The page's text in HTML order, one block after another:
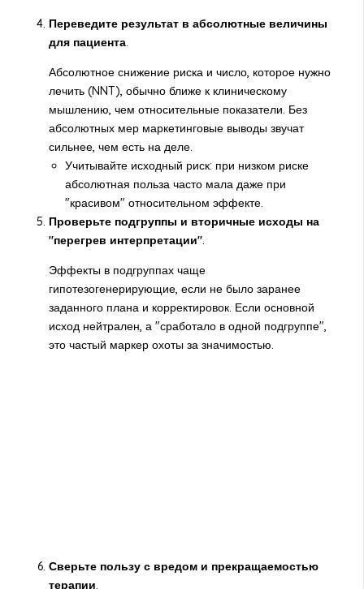
Переведите результат в абсолютные величины
для пациента.
Абсолютное снижение риска и число, которое нужно
лечить (NNT), обычно ближе к клиническому
мышлению, чем относительные показатели. Без
абсолютных мер маркетинговые выводы звучат
сильнее, чем есть на деле.
Учитывайте исходный риск: при низком риске
абсолютная польза часто мала даже при
"красивом" относительном эффекте.
Проверьте подгруппы и вторичные исходы на
"перегрев интерпретации".
Эффекты в подгруппах чаще
гипотезогенерирующие, если не было заранее
заданного плана и корректировок. Если основной
исход нейтрален, а "сработало в одной подгруппе",
это частый маркер охоты за значимостью.
Сверьте пользу с вредом и прекращаемостью
терапии.